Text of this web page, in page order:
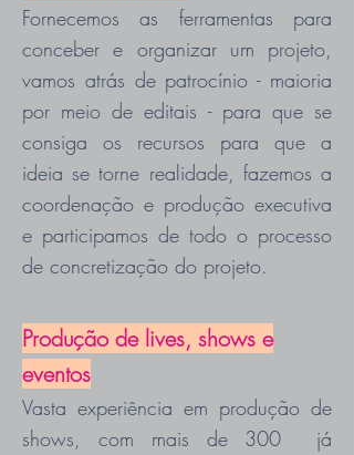
Fornecemos as ferramentas para
conceber e organizar um projeto,
vamos atrás de patrocínio - maioria
por meio de editais - para que se
consiga os recursos para que a
ideia se torne realidade, fazemos a
coordenação e produção executiva
e participamos de todo o processo
de concretização do projeto.
Produção de lives, shows e
eventos
Vasta experiência em produção de
shows, com mais de 300 já